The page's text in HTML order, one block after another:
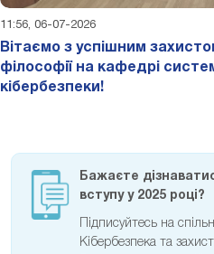
11:56, 06-07-2026
Вітаємо з успішним
філософії на кафедрі
кібербезпеки!
Бажаєте
вступу у 2025 році?
Підписуйтесь на
Кібербезпека та